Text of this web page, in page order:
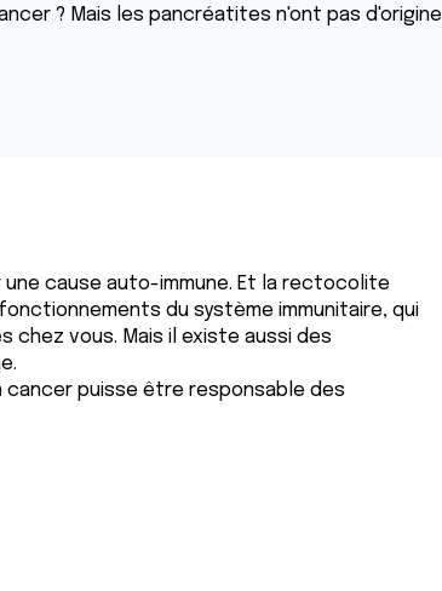
? Mais les pancréatites n'ont pas d'origine
cause auto-immune. Et la rectocolite
du système immunitaire, qui
vous. Mais il existe aussi des
cancer puisse être responsable des